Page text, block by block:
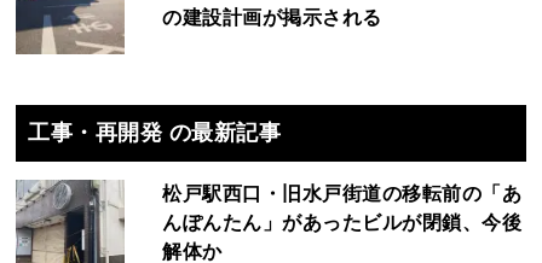
の建設計画が掲示される
工事・再開発 の最新記事
松戸駅西口・旧水戸街道の移転前の「あ
んぽんたん」があったビルが閉鎖、今後
解体か